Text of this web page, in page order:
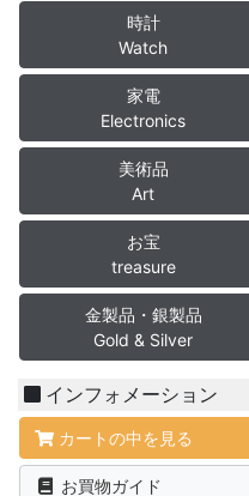
時計
Watch
家電
Electronics
美術品
Art
お宝
treasure
金製品・銀製品
Gold & Silver
インフォメーション
カートの中を見る
お買物ガイド